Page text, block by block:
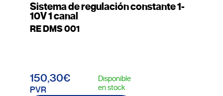
Sistema de regulación constante 1-
10V 1 canal
RE DMS 001
150,30€
PVR
Disponible
en stock